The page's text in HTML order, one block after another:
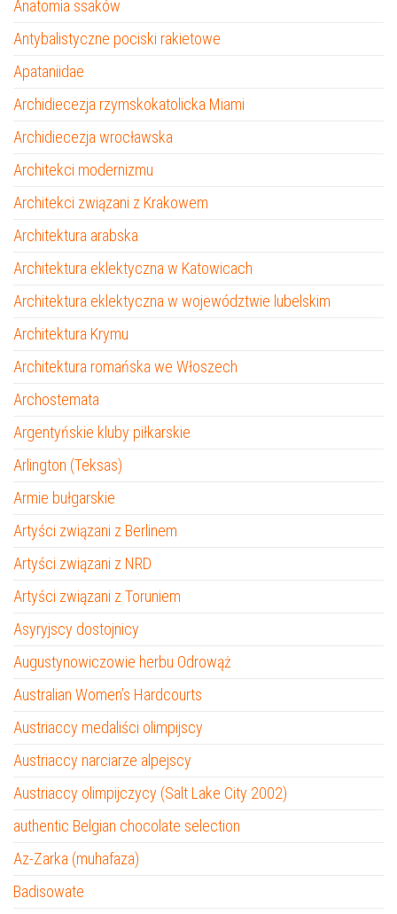
Anatomia ssaków
Antybalistyczne pociski rakietowe
Apataniidae
Archidiecezja rzymskokatolicka Miami
Archidiecezja wrocławska
Architekci modernizmu
Architekci związani z Krakowem
Architektura arabska
Architektura eklektyczna w Katowicach
Architektura eklektyczna w województwie lubelskim
Architektura Krymu
Architektura romańska we Włoszech
Archostemata
Argentyńskie kluby piłkarskie
Arlington (Teksas)
Armie bułgarskie
Artyści związani z Berlinem
Artyści związani z NRD
Artyści związani z Toruniem
Asyryjscy dostojnicy
Augustynowiczowie herbu Odrowąż
Australian Women’s Hardcourts
Austriaccy medaliści olimpijscy
Austriaccy narciarze alpejscy
Austriaccy olimpijczycy (Salt Lake City 2002)
authentic Belgian chocolate selection
Az-Zarka (muhafaza)
Badisowate